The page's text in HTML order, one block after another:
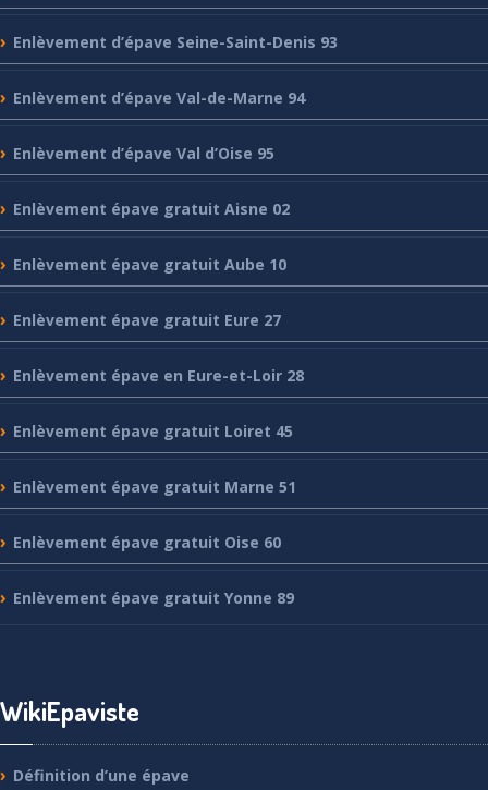
Enlèvement d’épave Seine-Saint-Denis 93
Enlèvement d’épave Val-de-Marne 94
Enlèvement d’épave Val d’Oise 95
Enlèvement épave gratuit Aisne 02
Enlèvement épave gratuit Aube 10
Enlèvement épave gratuit Eure 27
Enlèvement épave en Eure-et-Loir 28
Enlèvement épave gratuit Loiret 45
Enlèvement épave gratuit Marne 51
Enlèvement épave gratuit Oise 60
Enlèvement épave gratuit Yonne 89
WikiEpaviste
Définition d’une épave